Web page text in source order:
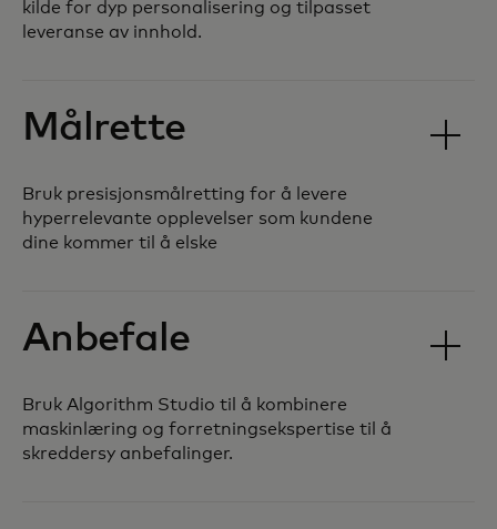
kilde for dyp personalisering og tilpasset
leveranse av innhold.
Målrette
Bruk presisjonsmålretting for å levere
hyperrelevante opplevelser som kundene
dine kommer til å elske
Anbefale
Bruk Algorithm Studio til å kombinere
maskinlæring og forretningsekspertise til å
skreddersy anbefalinger.